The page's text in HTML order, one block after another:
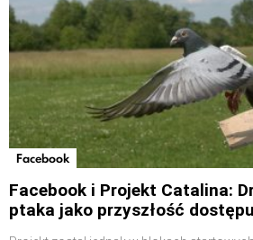
Facebook
Facebook i Projekt Catalina:
ptaka jako przyszłość